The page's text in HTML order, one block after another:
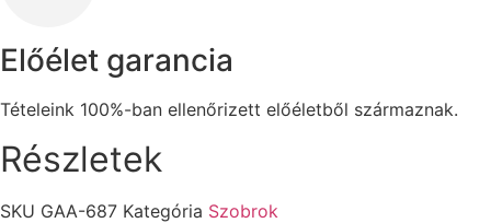
Előélet garancia
Tételeink 100%-ban ellenőrizett előéletből származnak.
Részletek
SKU GAA-687 Kategória Szobrok